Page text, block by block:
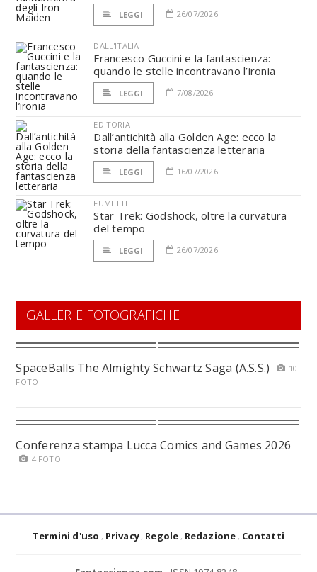
LEGGI 26/07/2026
DALL'ITALIA
Francesco Guccini e la fantascienza:
quando le stelle incontravano l’ironia
LEGGI 7/08/2026
EDITORIA
Dall’antichità alla Golden Age: ecco la
storia della fantascienza letteraria
LEGGI 16/07/2026
FUMETTI
Star Trek: Godshock, oltre la curvatura
del tempo
LEGGI 26/07/2026
GALLERIE FOTOGRAFICHE
SpaceBalls The Almighty Schwartz Saga (A.S.S.)
10
FOTO
Conferenza stampa Lucca Comics and Games 2026
4 FOTO
Termini d'uso Privacy Regole Redazione Contatti